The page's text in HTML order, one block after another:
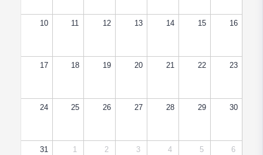
10 11 12 13 14 15 16
17 18 19 20 21 22 23
24 25 26 27 28 29 30
31 1 2 3 4 5 6